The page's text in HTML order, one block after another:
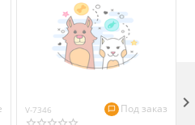
V-7346 Под заказ 